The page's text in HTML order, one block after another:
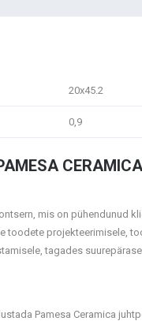
mis on pühendunud
toodete projekteerimisele,
tagades
Pamesa Ceramica
20x45.2
0,9